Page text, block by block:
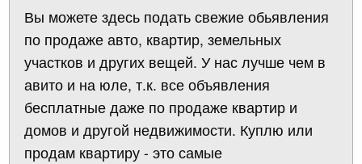
Вы можете здесь подать свежие обьявления
по продаже авто, квартир, земельных
участков и других вещей. У нас лучше чем в
авито и на юле, т.к. все объявления
бесплатные даже по продаже квартир и
домов и другой недвижимости. Куплю или
продам квартиру - это самые